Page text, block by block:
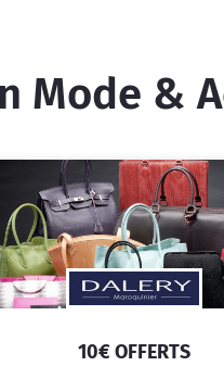
Mode &
10€ OFFERTS